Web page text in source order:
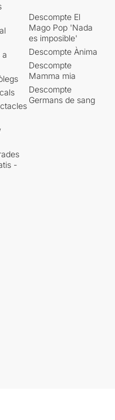
a
-
Descompte El
Mago Pop 'Nada
es imposible'
Descompte Ànima
Descompte
Mamma mia
Descompte
Germans de sang